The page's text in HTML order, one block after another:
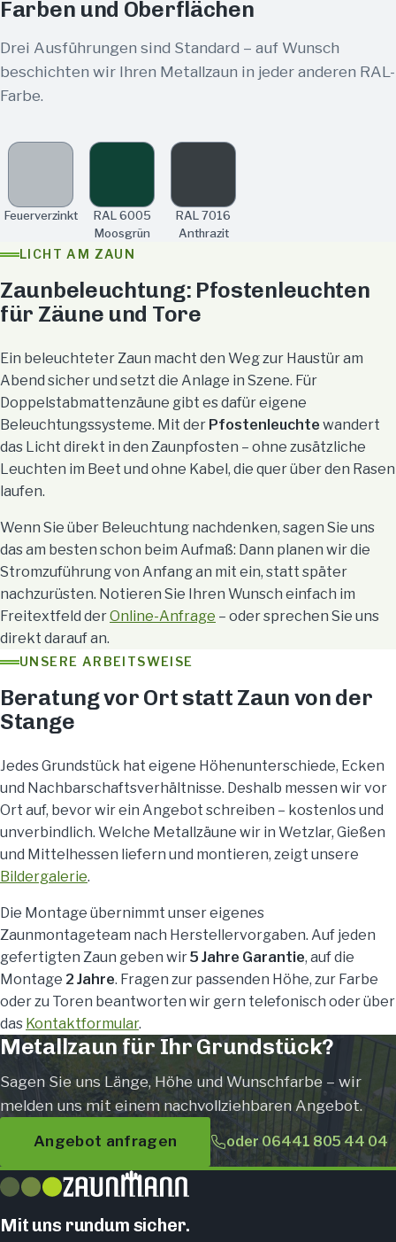
Farben und Oberflächen
Drei Ausführungen sind Standard – auf Wunsch
beschichten wir Ihren Metallzaun in jeder anderen RAL-
Farbe.
Feuerverzinkt
RAL 6005
Moosgrün
RAL 7016
Anthrazit
LICHT AM ZAUN
Zaunbeleuchtung: Pfostenleuchten
für Zäune und Tore
Ein beleuchteter Zaun macht den Weg zur Haustür am
Abend sicher und setzt die Anlage in Szene. Für
Doppelstabmattenzäune gibt es dafür eigene
Beleuchtungssysteme. Mit der Pfostenleuchte wandert
das Licht direkt in den Zaunpfosten – ohne zusätzliche
Leuchten im Beet und ohne Kabel, die quer über den Rasen
laufen.
Wenn Sie über Beleuchtung nachdenken, sagen Sie uns
das am besten schon beim Aufmaß: Dann planen wir die
Stromzuführung von Anfang an mit ein, statt später
nachzurüsten. Notieren Sie Ihren Wunsch einfach im
Freitextfeld derOnline-Anfrage – oder sprechen Sie uns
direkt darauf an.
UNSERE ARBEITSWEISE
Beratung vor Ort statt Zaun von der
Stange
Jedes Grundstück hat eigene Höhenunterschiede, Ecken
und Nachbarschaftsverhältnisse. Deshalb messen wir vor
Ort auf, bevor wir ein Angebot schreiben – kostenlos und
unverbindlich. Welche Metallzäune wir in Wetzlar, Gießen
und Mittelhessen liefern und montieren, zeigt unsere
Bildergalerie.
Die Montage übernimmt unser eigenes
Zaunmontageteam nach Herstellervorgaben. Auf jeden
gefertigten Zaun geben wir5 Jahre Garantie, auf die
Montage 2 Jahre. Fragen zur passenden Höhe, zur Farbe
oder zu Toren beantworten wir gern telefonisch oder über
das Kontaktformular.
Metallzaun für Ihr Grundstück?
Sagen Sie uns Länge, Höhe und Wunschfarbe – wir
melden uns mit einem nachvollziehbaren Angebot.
Angebot anfragen oder 06441 805 44 04
Mit uns rundum sicher.